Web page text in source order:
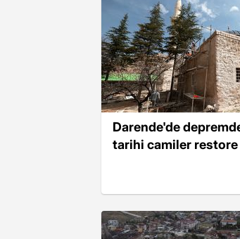
Darende'de
tarihi camiler